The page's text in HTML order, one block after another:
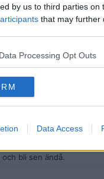
by us to third parties on
that may further
Processing Opt Outs
Data Access
ett klistermärke
att starta den. Då måste
den igen och
jag ett tag i brist på
parkera var fan de vill då?
vare den kom jag fram
bli sen ändå.